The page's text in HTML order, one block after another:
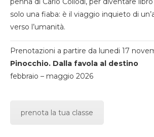
solo una fiaba: è il viaggio inquieto di
verso l’umanità.
Prenotazioni a partire da lunedi 17
Pinocchio. Dalla favola al destino
febbraio – maggio 2026
prenota la tua classe